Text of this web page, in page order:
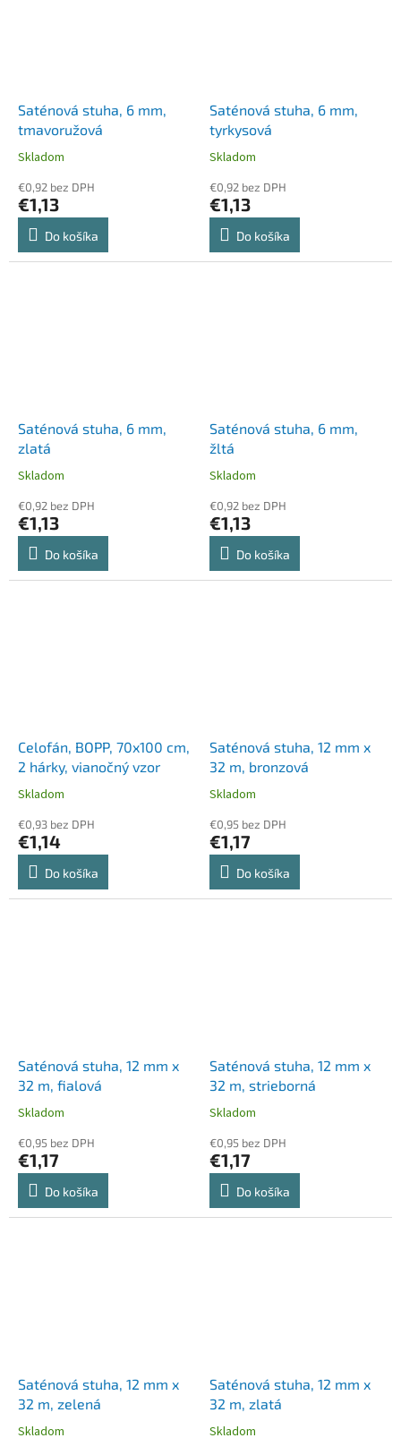
Saténová stuha, 6 mm,
tmavoružová
Skladom
€0,92 bez DPH
€1,13
Do košíka
Saténová stuha, 6 mm,
tyrkysová
Skladom
€0,92 bez DPH
€1,13
Do košíka
Saténová stuha, 6 mm,
zlatá
Skladom
€0,92 bez DPH
€1,13
Do košíka
Saténová stuha, 6 mm,
žltá
Skladom
€0,92 bez DPH
€1,13
Do košíka
Celofán, BOPP, 70x100 cm,
2 hárky, vianočný vzor
Skladom
€0,93 bez DPH
€1,14
Do košíka
Saténová stuha, 12 mm x
32 m, bronzová
Skladom
€0,95 bez DPH
€1,17
Do košíka
Saténová stuha, 12 mm x
32 m, fialová
Skladom
€0,95 bez DPH
€1,17
Do košíka
Saténová stuha, 12 mm x
32 m, strieborná
Skladom
€0,95 bez DPH
€1,17
Do košíka
Saténová stuha, 12 mm x
32 m, zelená
Skladom
Saténová stuha, 12 mm x
32 m, zlatá
Skladom